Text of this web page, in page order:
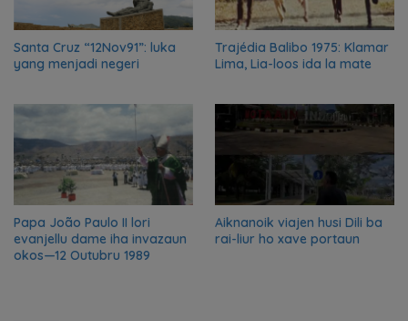
Santa Cruz “12Nov91”: luka
yang menjadi negeri
Trajédia Balibo 1975: Klamar
Lima, Lia-loos ida la mate
Papa João Paulo II lori
evanjellu dame iha invazaun
okos—12 Outubru 1989
Aiknanoik viajen husi Dili ba
rai-liur ho xave portaun